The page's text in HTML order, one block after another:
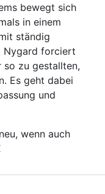
bewegt sich
in einem
ständig
Nygard forciert
so zu gestallten,
Es geht dabei
und
wenn auch